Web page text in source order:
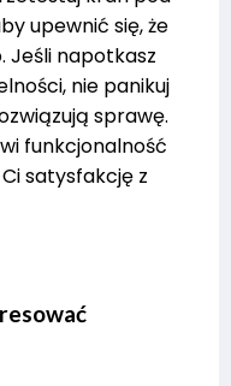
upewnić się, że
Jeśli napotkasz
nie panikuj
sprawę.
funkcjonalność
satysfakcję z